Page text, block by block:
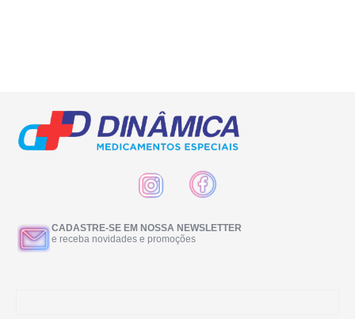
CADASTRE-SE EM NOSSA NEWSLETTER
e receba novidades e promoções